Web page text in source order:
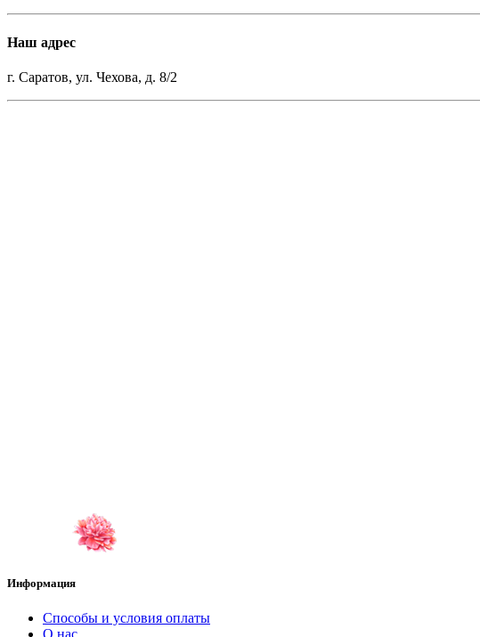
Наш адрес
г. Саратов, ул. Чехова, д. 8/2
Информация
Способы и условия оплаты